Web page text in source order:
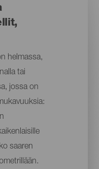
helmassa,
tai
jossa on
saaren